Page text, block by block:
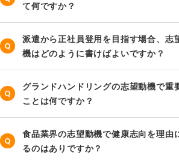
て何ですか？
派遣から正社員登用を目指す場合、志
機はどのように書けばよいですか？
グランドハンドリングの志望動機で重
ことは何ですか？
食品業界の志望動機で健康志向を理由
るのはありですか？